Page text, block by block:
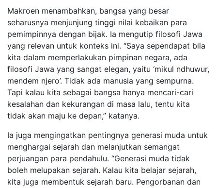
Makroen menambahkan, bangsa yang besar
seharusnya menjunjung tinggi nilai kebaikan para
pemimpinnya dengan bijak. Ia mengutip filosofi Jawa
yang relevan untuk konteks ini. “Saya sependapat bila
kita dalam memperlakukan pimpinan negara, ada
filosofi Jawa yang sangat elegan, yaitu ‘mikul ndhuwur,
mendem njero’. Tidak ada manusia yang sempurna.
Tapi kalau kita sebagai bangsa hanya mencari-cari
kesalahan dan kekurangan di masa lalu, tentu kita
tidak akan maju ke depan,” katanya.
Ia juga mengingatkan pentingnya generasi muda untuk
menghargai sejarah dan melanjutkan semangat
perjuangan para pendahulu. “Generasi muda tidak
boleh melupakan sejarah. Kalau kita belajar sejarah,
kita juga membentuk sejarah baru. Pengorbanan dan